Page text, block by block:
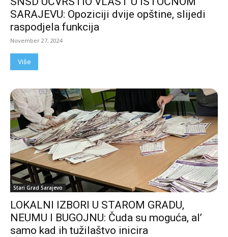
SARAJEVU: Opoziciji dvije opštine, slijedi
raspodjela funkcija
November 27, 2024
Više
Stari Grad Sarajevo
LOKALNI IZBORI U STAROM GRADU,
NEUMU I BUGOJNU: Čuda su moguća, al’
samo kad ih tužilaštvo inicira